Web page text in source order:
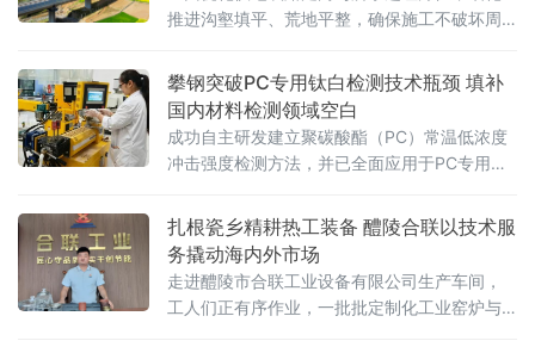
推进沟壑填平、荒地平整，确保施工不破坏周
攀钢突破PC专用钛白检测技术瓶颈 填补
国内材料检测领域空白
成功自主研发建立聚碳酸酯（PC）常温低浓度
冲击强度检测方法，并已全面应用于PC专用钛
高端钛白产品应用性能检测领域迈出关键一
步，为攀钢钒钛股份PC专用钛白产品的研发迭
代提供了精准、可靠的检测技术支撑。据悉，
为精准匹配
扎根瓷乡精耕热工装备 醴陵合联以技术服
务撬动海内外市场
走进醴陵市合联工业设备有限公司生产车间，
工人们正有序作业，一批批定制化工业窑炉与